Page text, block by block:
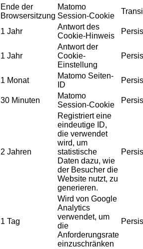
Ende der
Browsersitzung
Matomo
Session-Cookie
1 Jahr
Antwort des
Cookie-Hinweis
1 Jahr
Antwort der
Cookie-
Einstellung
1 Monat
Matomo Seiten-
ID
30 Minuten
Matomo
Session-Cookie
2 Jahren
Registriert eine
eindeutige ID,
die verwendet
wird, um
statistische
Daten dazu, wie
der Besucher die
Website nutzt, zu
generieren.
1 Tag
Wird von Google
Analytics
verwendet, um
die
Anforderungsrate
einzuschränken